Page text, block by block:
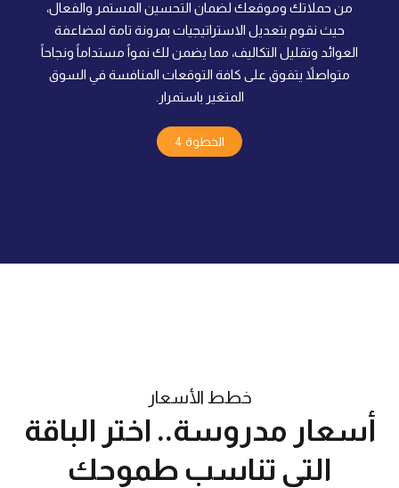
من حملاتك وموقعك لضمان التحسين المستمر والفعال،
حيث نقوم بتعديل الاستراتيجيات بمرونة تامة لمضاعفة
العوائد وتقليل التكاليف، مما يضمن لك نمواً مستداماً ونجاحاً
متواصلاً يتفوق على كافة التوقعات المنافسة في السوق
المتغير باستمرار.
الخطوة 4
خطط الأسعار
أسعار مدروسة.. اختر الباقة
التي تناسب طموحك